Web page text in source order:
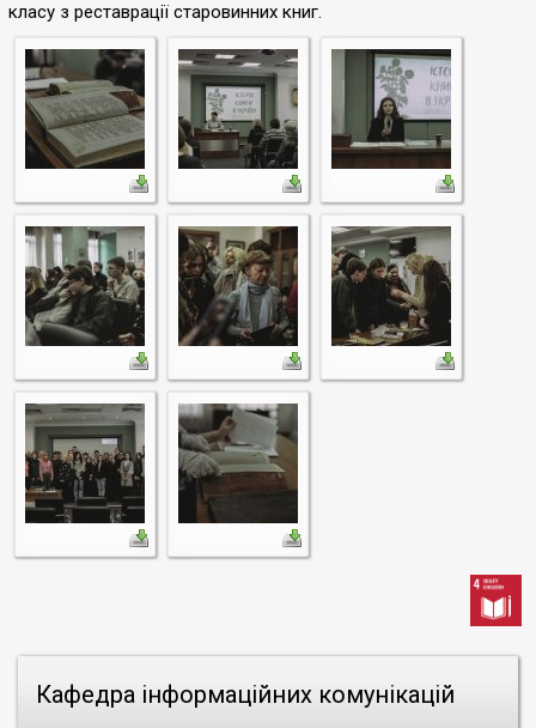
Кафедра інформаційних комунікацій
класу з реставрації старовинних книг.